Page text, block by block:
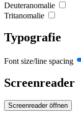
Deuteranomalie
Tritanomalie
Typografie
Font size/line spacing
Screenreader
Screenreader öffnen